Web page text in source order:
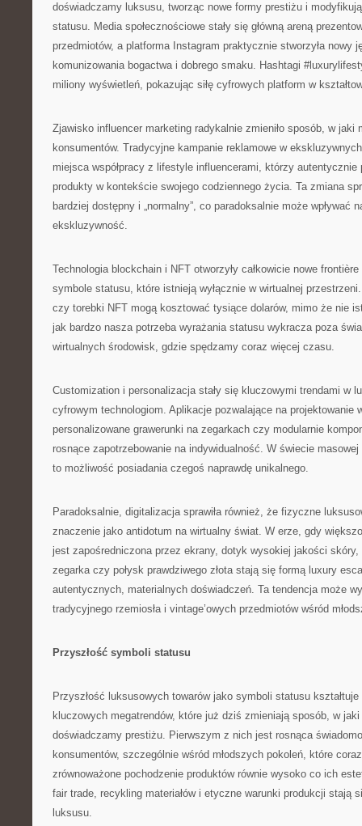
doświadczamy luksusu, tworząc nowe formy prestiżu i
statusu. Media społecznościowe stały się główną areną
przedmiotów, a platforma Instagram praktycznie stworzyła nowy
komunizowania bogactwa i dobrego smaku. Hashtagi
miliony wyświetleń, pokazując siłę cyfrowych platform w
Zjawisko influencer marketing radykalnie zmieniło sposób, w jaki
konsumentów. Tradycyjne kampanie reklamowe w
miejsca współpracy z lifestyle influencerami, którzy autentycznie
produkty w kontekście swojego codziennego życia. Ta zmiana
bardziej dostępny i „normalny”, co paradoksalnie może wpływać
ekskluzywność.
Technologia blockchain i NFT otworzyły całkowicie nowe
symbole statusu, które istnieją wyłącznie w wirtualnej
czy torebki NFT mogą kosztować tysiące dolarów, mimo że nie
jak bardzo nasza potrzeba wyrażania statusu wykracza poza
wirtualnych środowisk, gdzie spędzamy coraz więcej czasu.
Customization i personalizacja stały się kluczowymi trendami w
cyfrowym technologiom. Aplikacje pozwalające na projektowanie
personalizowane grawerunki na zegarkach czy modularnie
rosnące zapotrzebowanie na indywidualność. W świecie
to możliwość posiadania czegoś naprawdę unikalnego.
Paradoksalnie, digitalizacja sprawiła również, że fizyczne
znaczenie jako antidotum na wirtualny świat. W erze, gdy
jest zapośredniczona przez ekrany, dotyk wysokiej jakości
zegarka czy połysk prawdziwego złota stają się formą luxury
autentycznych, materialnych doświadczeń. Ta tendencja może
tradycyjnego rzemiosła i vintage’owych przedmiotów wśród
Przyszłość symboli statusu
Przyszłość luksusowych towarów jako symboli statusu kształtuje
kluczowych megatrendów, które już dziś zmieniają sposób, w
doświadczamy prestiżu. Pierwszym z nich jest rosnąca
konsumentów, szczególnie wśród młodszych pokoleń, które
zrównoważone pochodzenie produktów równie wysoko co ich
fair trade, recykling materiałów i etyczne warunki produkcji stają
luksusu.